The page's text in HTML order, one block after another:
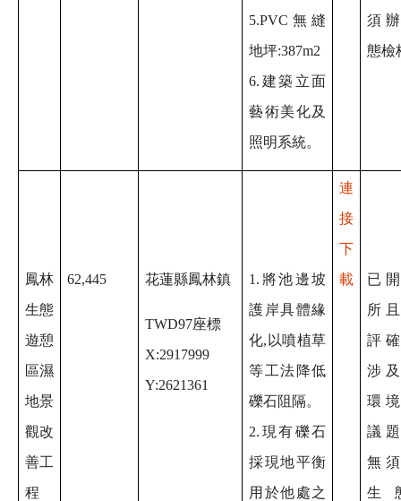
5.PVC無縫
地坪:387m2
6.建築立面
藝術美化及
照明系統。
須
態檢
鳳林
生態
遊憩
區濕
地景
觀改
善工
程
62,445 花蓮縣鳳林鎮
TWD97座標
X:2917999
Y:2621361
1.將池邊坡
護岸具體緣
化,以噴植草
等工法降低
礫石阻隔。
2.現有礫石
採現地平衡
用於他處之
連
接
下
載
已
所
評
涉
環
議
無
生